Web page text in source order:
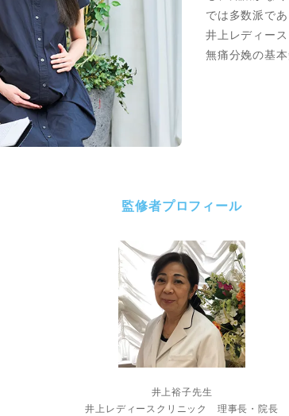
では多数派で
井上レディー
無痛分娩の基
監修者プロフィール
井上裕子先生
井上レディースクリニック 理事長・院長